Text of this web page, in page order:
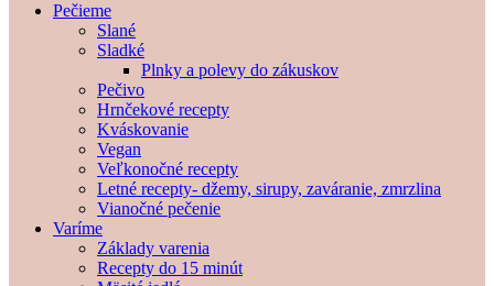
Pečieme
Slané
Sladké
Plnky a polevy do zákuskov
Pečivo
Hrnčekové recepty
Kváskovanie
Vegan
Veľkonočné recepty
Letné recepty- džemy, sirupy, zaváranie, zmrzlina
Vianočné pečenie
Varíme
Základy varenia
Recepty do 15 minút